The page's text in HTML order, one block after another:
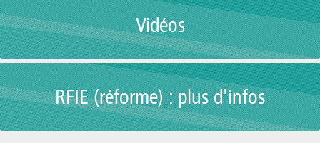
Vidéos
RFIE (réforme) : plus d'infos